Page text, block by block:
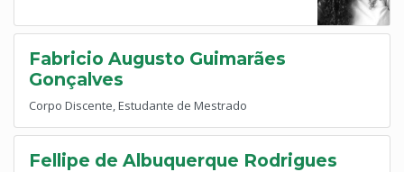
Fabricio Augusto Guimarães
Gonçalves
Corpo Discente, Estudante de Mestrado
Fellipe de Albuquerque Rodrigues